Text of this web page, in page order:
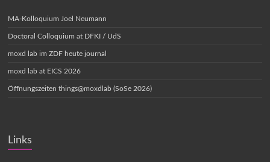
MA-Kolloquium Joel Neumann
Doctoral Colloquium at DFKI / UdS
moxd lab im ZDF heute journal
moxd lab at EICS 2026
Öffnungszeiten things@moxdlab (SoSe 2026)
Links